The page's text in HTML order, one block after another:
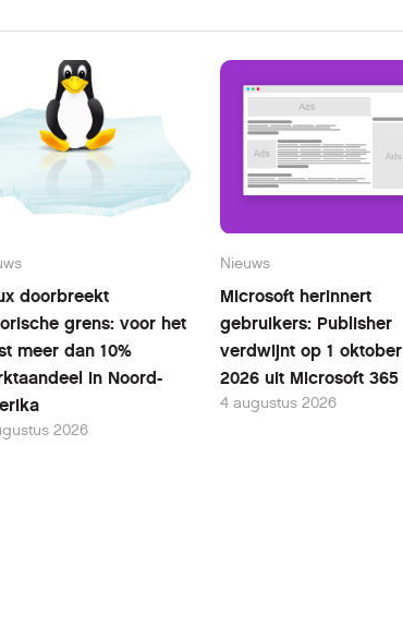
doorbreekt
grens: voor het
meer dan 10%
in Noord-
2026
Nieuws
Microsoft herinnert
gebruikers: Publisher
verdwijnt op 1 oktober
2026 uit Microsoft 365
4 augustus 2026